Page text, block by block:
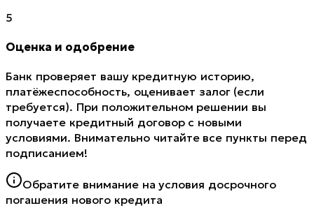
5
Оценка и одобрение
Банк проверяет вашу кредитную историю,
платёжеспособность, оценивает залог (если
требуется). При положительном решении вы
получаете кредитный договор с новыми
условиями. Внимательно читайте все пункты перед
подписанием!
Обратите внимание на условия досрочного
погашения нового кредита